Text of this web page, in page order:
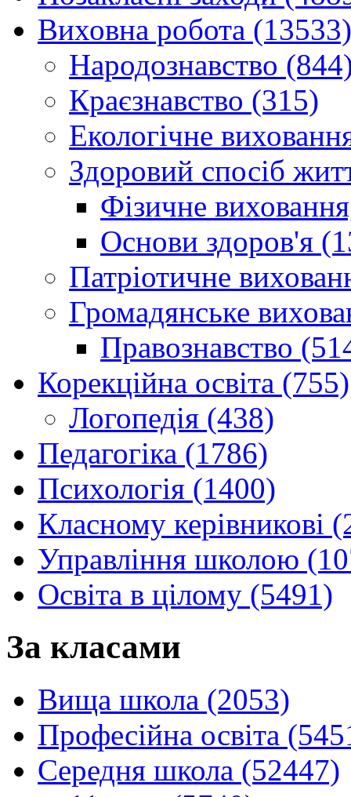
Виховна робота (13533)
Народознавство
Краєзнавство (315)
Екологічне
Здоровий спосіб
Фізичне
Основи здоров'я
Патріотичне
Громадянське
Правознавство
Корекційна освіта (755)
Логопедія (438)
Педагогіка (1786)
Психологія (1400)
Класному керівникові
Управління школою
Освіта в цілому (5491)
За класами
Вища школа (2053)
Професійна освіта
Середня школа (52447)